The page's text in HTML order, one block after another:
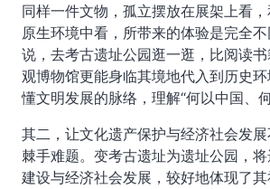
同样一件文物，孤立摆放在展架上看
原生环境中看，所带来的体验是完全
说，去考古遗址公园逛一逛，比阅读
观博物馆更能身临其境地代入到历史
懂文明发展的脉络，理解“何以中国、何
其二，让文化遗产保护与经济社会发展
棘手难题。变考古遗址为遗址公园，
建设与经济社会发展，较好地体现了